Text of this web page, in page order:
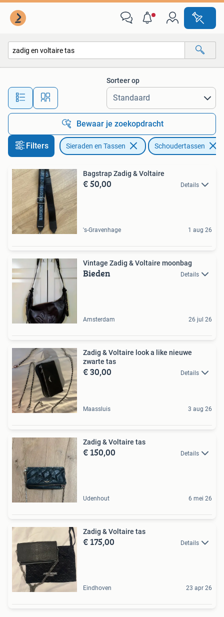
Alle afstanden…
Sorteer op
Bewaar je zoekopdracht
Filters Sieraden en Tassen Schoudertassen
Bagstrap Zadig & Voltaire
€ 50,00 Details
's-Gravenhage 1 aug 26
Vintage Zadig & Voltaire moonbag
Bieden Details
Amsterdam 26 jul 26
Zadig & Voltaire look a like nieuwe
zwarte tas
€ 30,00 Details
Maassluis 3 aug 26
Zadig & Voltaire tas
€ 150,00 Details
Udenhout 6 mei 26
Zadig & Voltaire tas
€ 175,00 Details
Eindhoven 23 apr 26